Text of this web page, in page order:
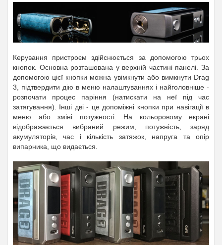
Керування пристроєм здійснюється за допомогою трьох
кнопок. Основна розташована у верхній частині панелі. За
допомогою цієї кнопки можна увімкнути або вимкнути Drag
3 , підтвердити дію в меню налаштуваннях і найголовніше -
розпочати процес паріння (натискати на неї під час
затягування). Інші дві - це допоміжні кнопки при навігації в
меню або зміні потужності. На кольоровому екрані
відображається вибраний режим, потужність, заряд
акумуляторів, час і кількість затяжок, напруга та опір
випарника, що видається.